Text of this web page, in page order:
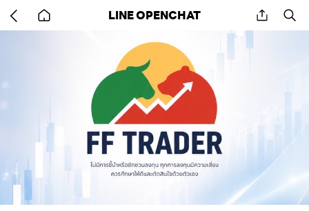
back
to
LINE OPENCHAT share